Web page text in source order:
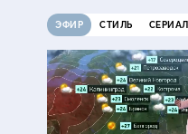
ЭФИР СТИЛЬ СЕРИАЛ
05:20
Пляж. Жаркий
сезон
16+